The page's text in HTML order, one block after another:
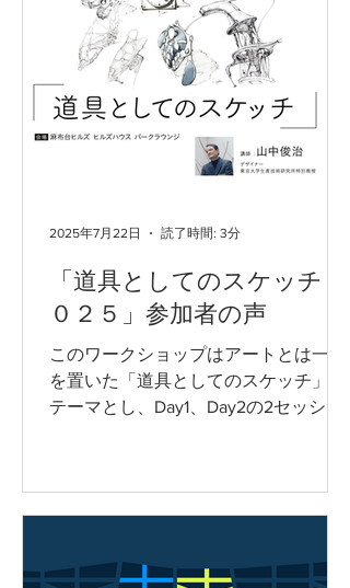
７０」でした。...
「道具としてのスケッチ２
０２５」参加者の声
このワークショップはアートとは一線
を置いた「道具としてのスケッチ」を
テーマとし、Day1、Day2の2セッショ
方・認識方法、手の動かし方や姿勢・
2025年7月22日 読了時間: 3分